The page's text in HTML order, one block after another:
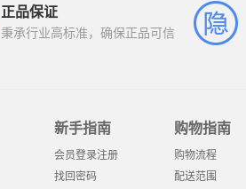
正品保证
秉承行业高标准，确保正品可信
新手指南
会员登录注册
找回密码
购物指南
购物流程
配送范围